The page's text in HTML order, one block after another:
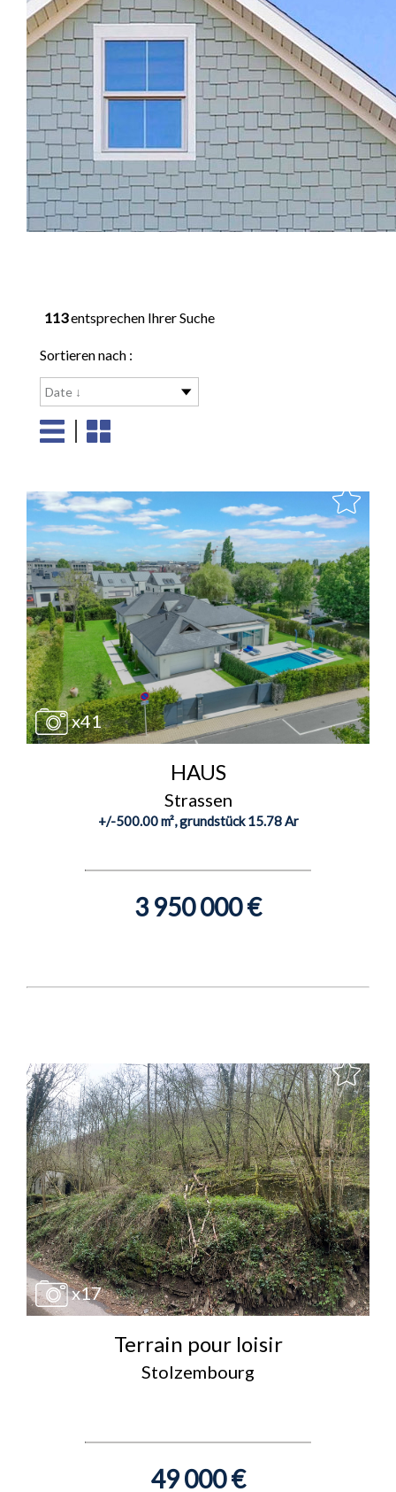
113entsprechen Ihrer Suche
Sortieren nach :
Date ↓
x41
HAUS
Strassen
+/-500.00 m², grundstück 15.78 Ar
3 950 000 €
x17
Terrain pour loisir
Stolzembourg
49 000 €